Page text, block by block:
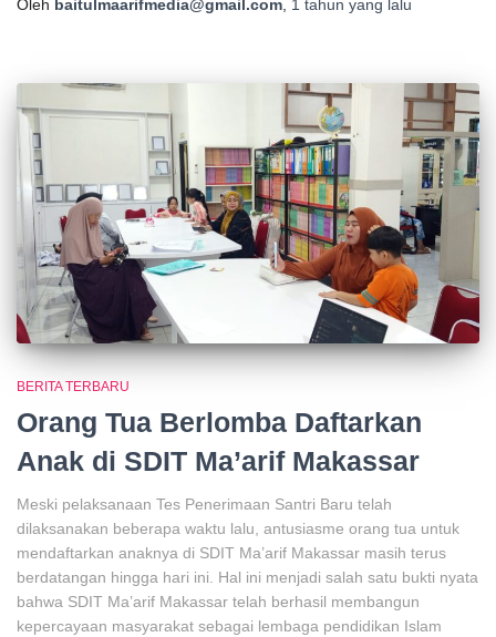
Oleh baitulmaarifmedia@gmail.com 1 tahun yang lalu
BERITA TERBARU
Orang Tua Berlomba Daftarkan
Anak di SDIT Ma’arif Makassar
Meski pelaksanaan Tes Penerimaan Santri Baru telah
dilaksanakan beberapa waktu lalu, antusiasme orang tua untuk
mendaftarkan anaknya di SDIT Ma’arif Makassar masih terus
berdatangan hingga hari ini. Hal ini menjadi salah satu bukti nyata
bahwa SDIT Ma’arif Makassar telah berhasil membangun
kepercayaan masyarakat sebagai lembaga pendidikan Islam